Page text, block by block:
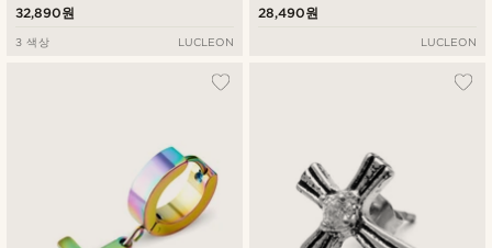
32,890원
3 색상 LUCLEON
28,490원
LUCLEON